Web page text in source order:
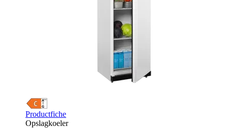
Productfiche
Opslagkoeler